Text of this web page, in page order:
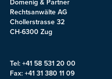
Domenig & Partner
Rechtsanwälte AG
Chollerstrasse 32
CH-6300 Zug
Tel: +41 58 531 20 00
Fax: +41 31 380 11 09